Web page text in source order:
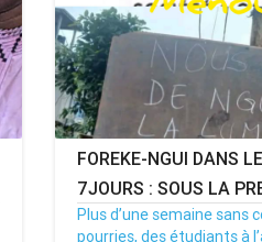
FOREKE-NGUI DANS
7JOURS : SOUS LA
Plus d’une semaine sans
pourries, des étudiants à